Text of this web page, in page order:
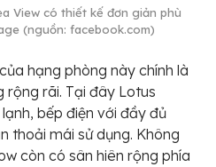
View có thiết kế đơn giản phù
(nguồn: facebook.com)
hạng phòng này chính là
rộng rãi. Tại đây Lotus
bếp điện với đầy đủ
thoải mái sử dụng. Không
còn có sân hiên rộng phía